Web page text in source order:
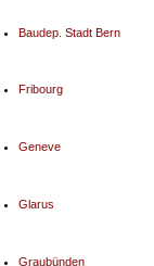
Baudep. Stadt Bern
Fribourg
Geneve
Glarus
Graubünden